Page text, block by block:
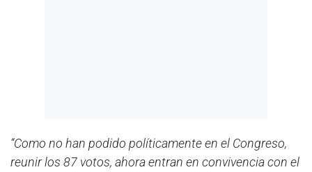
“Como no han podido políticamente en el Congreso,
reunir los 87 votos, ahora entran en convivencia con el